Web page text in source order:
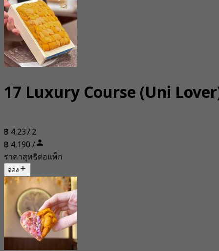
17 Luxury Course (Uni
฿ 4,237.2
฿ 4,190 /
ราคาสุทธิต่อแพ็ก
จอง